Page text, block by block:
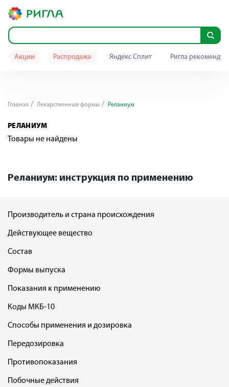
Акции Распродажа Яндекс Сплит Ригла
Главная Лекарственные формы Реланиум
РЕЛАНИУМ
Товары не найдены
Реланиум: инструкция по применению
Производитель и страна происхождения
Действующее вещество
Состав
Формы выпуска
Показания к применению
Коды МКБ-10
Способы применения и дозировка
Передозировка
Противопоказания
Побочные действия